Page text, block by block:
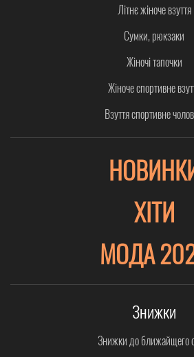
Літнє жіноче взуття
Сумки, рюкзаки
Жіночі тапочки
Жіноче спортивне
Взуття спортивне
ХІТИ
МОДА
Знижки
Знижки до ближайщего